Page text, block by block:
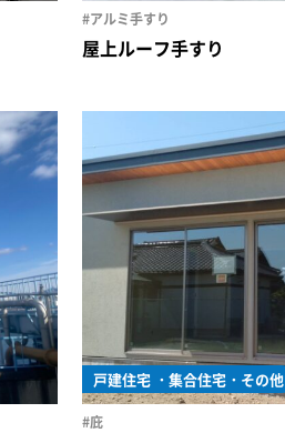
#アルミ手すり
屋上ルーフ手すり
戸建住宅 集合住宅・その他
#庇